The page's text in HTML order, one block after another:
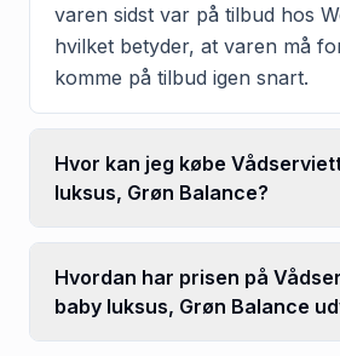
varen sidst var på tilbud hos
hvilket betyder, at varen må
komme på tilbud igen snart.
Hvor kan jeg købe
luksus, Grøn Balance?
Hvordan har prisen på
baby luksus, Grøn Balance